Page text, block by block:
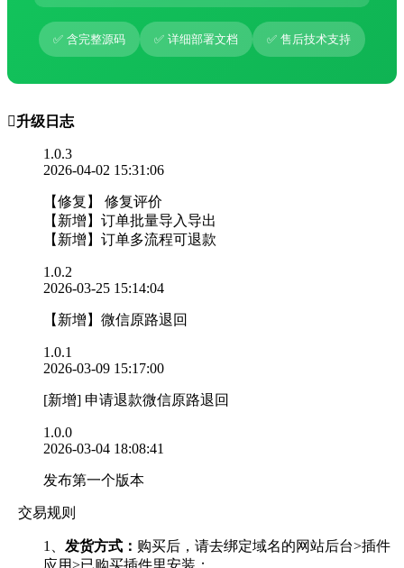
✅ 含完整源码 ✅ 详细部署文档 ✅ 售后技术支持
升级日志
1.0.3
2026-04-02 15:31:06
【修复】 修复评价
【新增】订单批量导入导出
【新增】订单多流程可退款
1.0.2
2026-03-25 15:14:04
【新增】微信原路退回
1.0.1
2026-03-09 15:17:00
[新增] 申请退款微信原路退回
1.0.0
2026-03-04 18:08:41
发布第一个版本
交易规则
1、 发货方式： 购买后，请去绑定域名的网站后台>插件
应用>已购买插件里安装；